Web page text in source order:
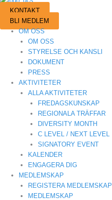
KONTAKT
BLI MEDLEM
OM OSS
OM OSS
STYRELSE OCH KANSLI
DOKUMENT
PRESS
AKTIVITETER
ALLA AKTIVITETER
FREDAGSKUNSKAP
REGIONALA TRÄFFAR
DIVERSITY MONTH
C LEVEL / NEXT LEVEL
SIGNATORY EVENT
KALENDER
ENGAGERA DIG
MEDLEMSKAP
REGISTERA MEDLEMSKAP
MEDLEMSKAP